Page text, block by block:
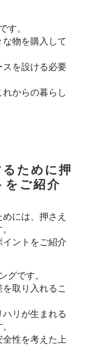
す。
物を購入して
スを設ける必要
からの暮らし
をご紹介
には、押さえ
ントをご紹介
グです。
取り入れるこ
リが生まれる
性を考えた上